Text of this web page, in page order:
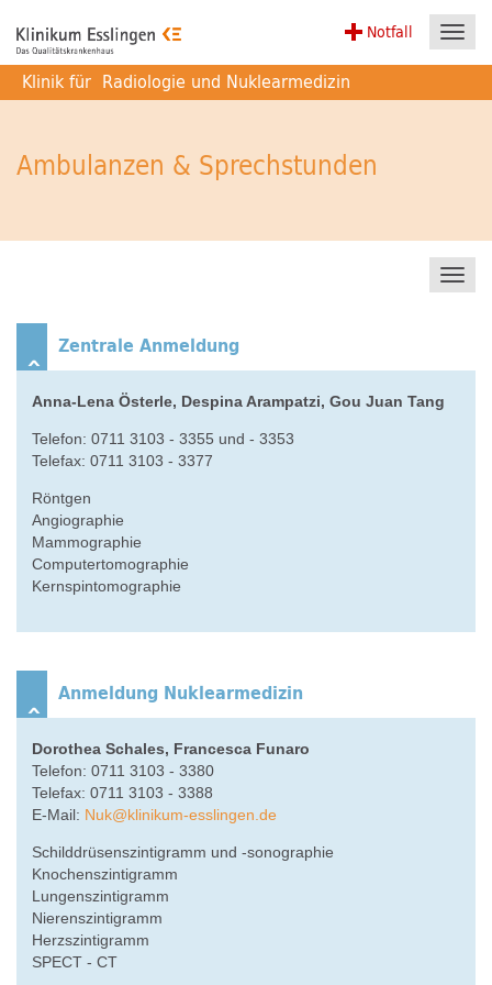
Notfall
Klinik für Radiologie und Nuklearmedizin
Ambulanzen & Sprechstunden
Zentrale Anmeldung
Anna-Lena Österle, Despina Arampatzi, Gou Juan Tang
Telefon: 0711 3103 - 3355 und - 3353
Telefax: 0711 3103 - 3377
Röntgen
Angiographie
Mammographie
Computertomographie
Kernspintomographie
Anmeldung Nuklearmedizin
Dorothea Schales, Francesca Funaro
Telefon: 0711 3103 - 3380
Telefax: 0711 3103 - 3388
E-Mail: Nuk@klinikum-esslingen.de
Schilddrüsenszintigramm und -sonographie
Knochenszintigramm
Lungenszintigramm
Nierenszintigramm
Herzszintigramm
SPECT - CT